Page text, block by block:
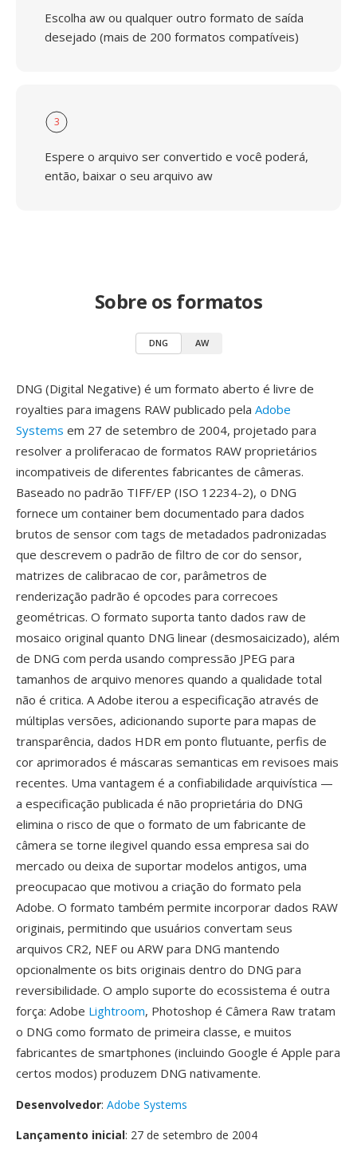
Escolha aw ou qualquer outro formato de saída
desejado (mais de 200 formatos compatíveis)
3
Espere o arquivo ser convertido e você poderá,
então, baixar o seu arquivo aw
Sobre os formatos
DNG AW
DNG (Digital Negative) é um formato aberto é livre de
royalties para imagens RAW publicado pela Adobe
Systems em 27 de setembro de 2004, projetado para
resolver a proliferacao de formatos RAW proprietários
incompativeis de diferentes fabricantes de câmeras.
Baseado no padrão TIFF/EP (ISO 12234-2), o DNG
fornece um container bem documentado para dados
brutos de sensor com tags de metadados padronizadas
que descrevem o padrão de filtro de cor do sensor,
matrizes de calibracao de cor, parâmetros de
renderização padrão é opcodes para correcoes
geométricas. O formato suporta tanto dados raw de
mosaico original quanto DNG linear (desmosaicizado), além
de DNG com perda usando compressão JPEG para
tamanhos de arquivo menores quando a qualidade total
não é critica. A Adobe iterou a especificação através de
múltiplas versões, adicionando suporte para mapas de
transparência, dados HDR em ponto flutuante, perfis de
cor aprimorados é máscaras semanticas em revisoes mais
recentes. Uma vantagem é a confiabilidade arquivística —
a especificação publicada é não proprietária do DNG
elimina o risco de que o formato de um fabricante de
câmera se torne ilegivel quando essa empresa sai do
mercado ou deixa de suportar modelos antigos, uma
preocupacao que motivou a criação do formato pela
Adobe. O formato também permite incorporar dados RAW
originais, permitindo que usuários convertam seus
arquivos CR2, NEF ou ARW para DNG mantendo
opcionalmente os bits originais dentro do DNG para
reversibilidade. O amplo suporte do ecossistema é outra
força: Adobe Lightroom, Photoshop é Câmera Raw tratam
o DNG como formato de primeira classe, e muitos
fabricantes de smartphones (incluindo Google é Apple para
certos modos) produzem DNG nativamente.
Desenvolvedor: Adobe Systems
Lançamento inicial: 27 de setembro de 2004